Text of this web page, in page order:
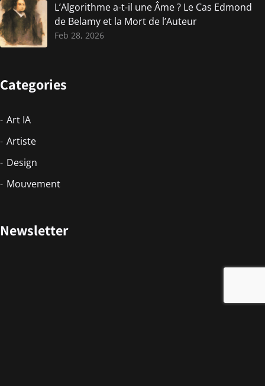
L’Algorithme a-t-il une Âme ? Le Cas Edmond
de Belamy et la Mort de l’Auteur
Feb 28, 2026
Categories
Art IA
Artiste
Design
Mouvement
Newsletter